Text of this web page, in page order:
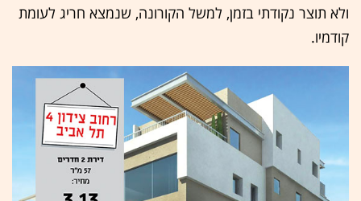
ולא תוצר נקודתי בזמן, למשל הקורונה, שנמצא חריג לעומת
קודמיו.